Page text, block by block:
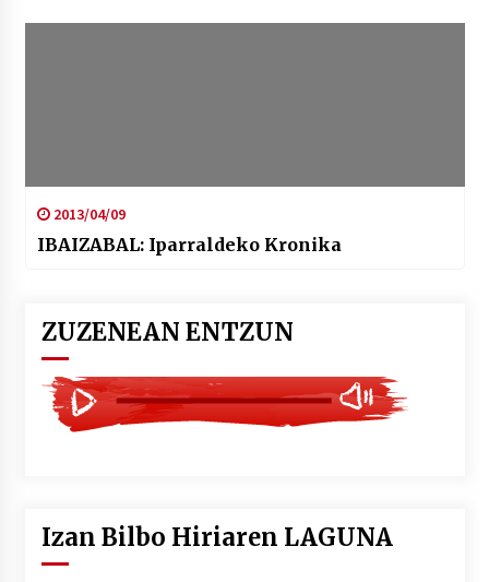
2013/04/09
IBAIZABAL: Iparraldeko Kronika
ZUZENEAN ENTZUN
Izan Bilbo Hiriaren LAGUNA